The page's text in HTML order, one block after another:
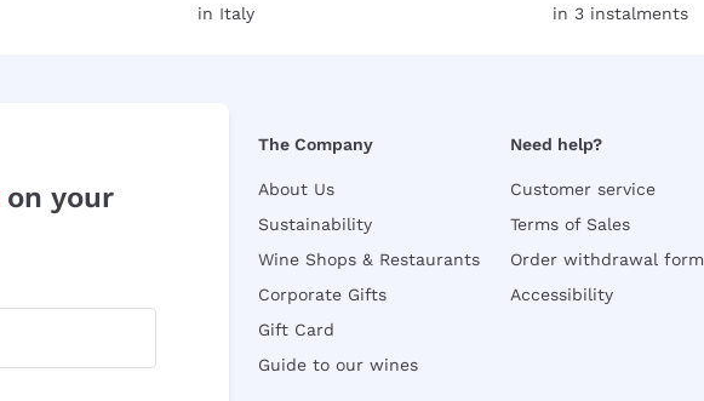
in Italy
in 3 instalments
on your
The Company
About Us
Sustainability
Wine Shops & Restaurants
Corporate Gifts
Gift Card
Guide to our wines
Need help?
Customer service
Terms of Sales
Order withdrawal form
Accessibility